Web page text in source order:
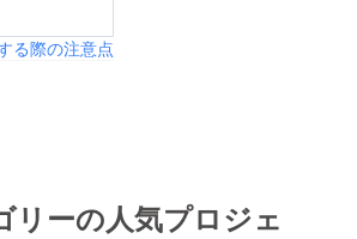
る際の注意点
リーの人気プロジェ